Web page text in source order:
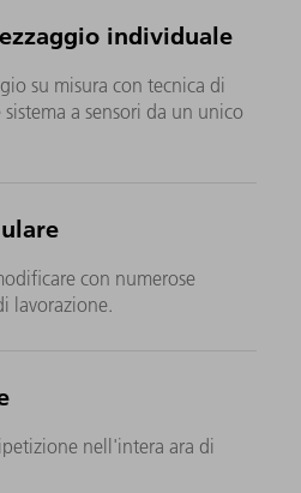
individuale
su misura con tecnica di
a sensori da un unico
con numerose
lavorazione.
nell'intera ara di